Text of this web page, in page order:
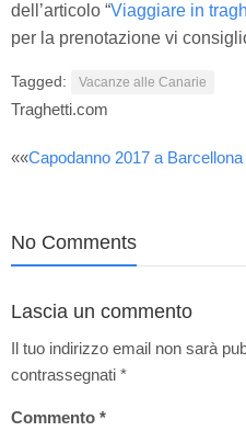
dell’articolo “Viaggiare in
per la prenotazione vi
Tagged: Vacanze alle Canarie
Traghetti.com
Post
««Capodanno 2017 a Barcellona
No Comments
Lascia un commento
Il tuo indirizzo email non sarà
contrassegnati *
Commento *